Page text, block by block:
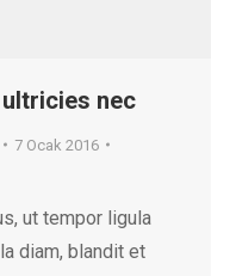
nec
7 Ocak 2016
ut tempor ligula
diam, blandit et